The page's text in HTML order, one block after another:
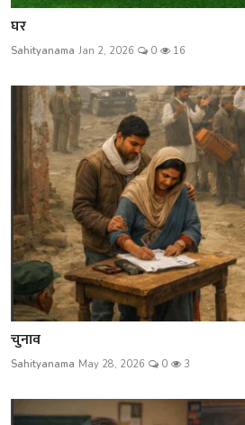
घर
Sahityanama Jan 2, 2026 0 16
चुनाव
Sahityanama May 28, 2026 0 3